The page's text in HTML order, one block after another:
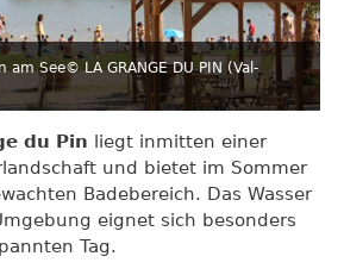
am See© LA GRANGE DU PIN (Val-
du Pin liegt inmitten einer
und bietet im Sommer
Badebereich. Das Wasser
eignet sich besonders
Tag.